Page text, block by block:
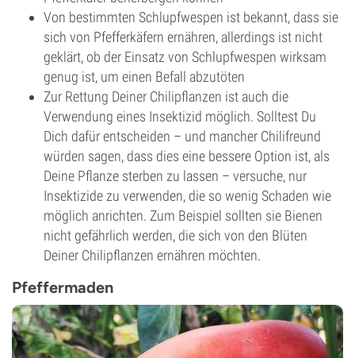
Von bestimmten Schlupfwespen ist bekannt, dass sie
sich von Pfefferkäfern ernähren, allerdings ist nicht
geklärt, ob der Einsatz von Schlupfwespen wirksam
genug ist, um einen Befall abzutöten
Zur Rettung Deiner Chilipflanzen ist auch die
Verwendung eines Insektizid möglich. Solltest Du
Dich dafür entscheiden – und mancher Chilifreund
würden sagen, dass dies eine bessere Option ist, als
Deine Pflanze sterben zu lassen – versuche, nur
Insektizide zu verwenden, die so wenig Schaden wie
möglich anrichten. Zum Beispiel sollten sie Bienen
nicht gefährlich werden, die sich von den Blüten
Deiner Chilipflanzen ernähren möchten.
Pfeffermaden